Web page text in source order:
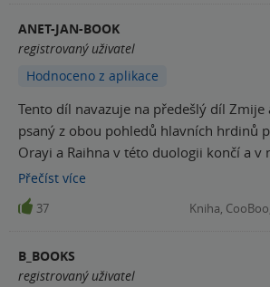
ANET-JAN-BOOK
registrovaný uživatel
Hodnoceno z aplikace
Tento díl navazuje na předešlý díl Zmije
psaný z obou pohledů hlavních hrdinů
Orayi a Raihna v této duologii končí a v
se bude jednat o jiný pár. Opět se tu jedná hlavně o Orayu
a Raihna. Velký a nebezpečný turnaj
se dozvídá, že celý její život byla jedna
zjistila něco víc o své minulosti, musí
Raihnem spojenectví, které jí umožní
Přečíst více
37 Kniha,
B_BOOKS
registrovaný uživatel